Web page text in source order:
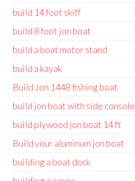
build 14 foot skiff
build 8 foot jon boat
build a boat motor stand
build a kayak
Build Jon 1448 fishing boat
build jon boat with side console
build plywood jon boat 14 ft
Build your aluminum jon boat
building a boat dock